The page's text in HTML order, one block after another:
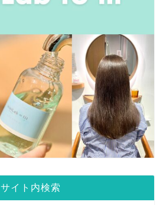
サイト内検索